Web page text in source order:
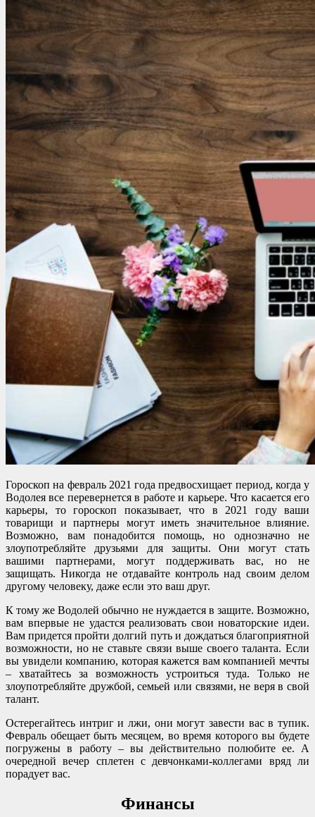
Гороскоп на февраль 2021 года предвосхищает период, когда у
Водолея все перевернется в работе и карьере. Что касается его
карьеры, то гороскоп показывает, что в 2021 году ваши
товарищи и партнеры могут иметь значительное влияние.
Возможно, вам понадобится помощь, но однозначно не
злоупотребляйте друзьями для защиты. Они могут стать
вашими партнерами, могут поддерживать вас, но не
защищать. Никогда не отдавайте контроль над своим делом
другому человеку, даже если это ваш друг.
К тому же Водолей обычно не нуждается в защите. Возможно,
вам впервые не удастся реализовать свои новаторские идеи.
Вам придется пройти долгий путь и дождаться благоприятной
возможности, но не ставьте связи выше своего таланта. Если
вы увидели компанию, которая кажется вам компанией мечты
– хватайтесь за возможность устроиться туда. Только не
злоупотребляйте дружбой, семьей или связями, не веря в свой
талант.
Остерегайтесь интриг и лжи, они могут завести вас в тупик.
Февраль обещает быть месяцем, во время которого вы будете
погружены в работу – вы действительно полюбите ее. А
очередной вечер сплетен с девчонками-коллегами вряд ли
порадует вас.
Финансы